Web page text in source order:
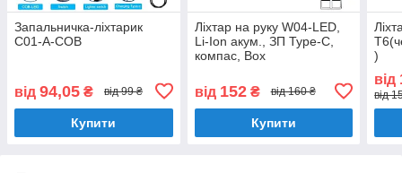
Запальничка-ліхтарик
C01-A-COB
від 94,05 ₴ від 99 ₴
Купити
Ліхтар на руку W04-LED,
Li-Ion акум., ЗП Type-C,
компас, Box
від 152₴ від 160 ₴
Купити
)
від
від